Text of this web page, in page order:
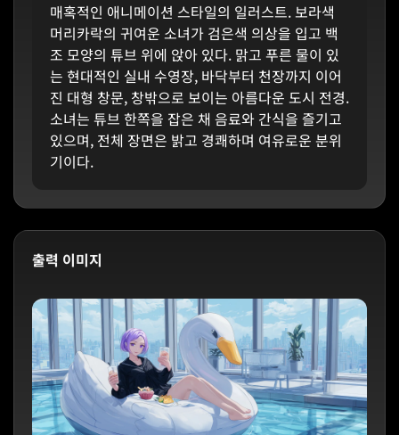
매혹적인 애니메이션 스타일의 일러스트. 보라색
머리카락의 귀여운 소녀가 검은색 의상을 입고 백
조 모양의 튜브 위에 앉아 있다. 맑고 푸른 물이 있
는 현대적인 실내 수영장, 바닥부터 천장까지 이어
진 대형 창문, 창밖으로 보이는 아름다운 도시 전경.
소녀는 튜브 한쪽을 잡은 채 음료와 간식을 즐기고
있으며, 전체 장면은 밝고 경쾌하며 여유로운 분위
기이다.
출력 이미지